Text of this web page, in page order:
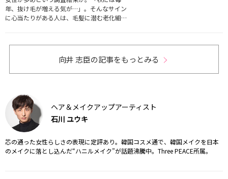
年、抜け毛が増える気が…」。そんなサイン
に心当たりがある人は、毛髪に潜む老化細…
向井 志臣の記事をもっとみる
ヘア＆メイクアップアーティスト
石川 ユウキ
芯の通った女性らしさの表現に定評あり。韓国コスメ通で、韓国メイクを日本
のメイクに落とし込んだ“ハニルメイク”が話題沸騰中。Three PEACE所属。